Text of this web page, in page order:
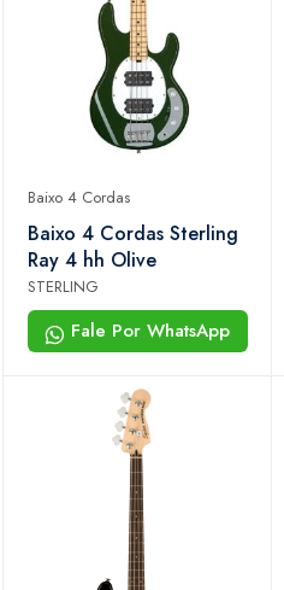
Baixo 4 Cordas
Baixo 4 Cordas Sterling
Ray 4 hh Olive
STERLING
Fale Por WhatsApp